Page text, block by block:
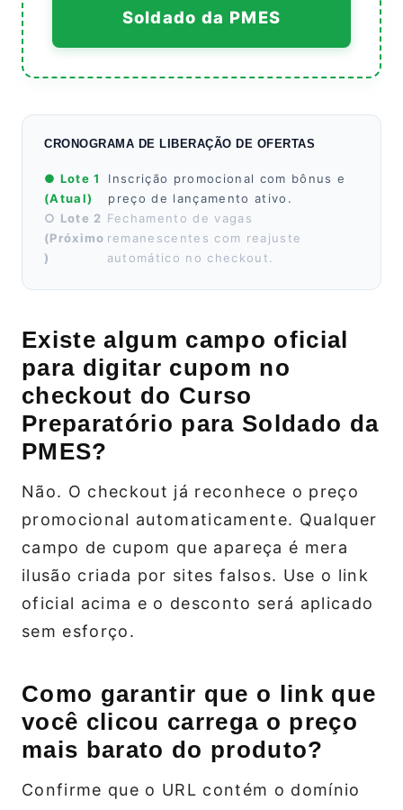
Soldado da PMES
CRONOGRAMA DE LIBERAÇÃO DE OFERTAS
● Lote 1
(Atual)
Inscrição promocional com bônus e
preço de lançamento ativo.
○ Lote 2
(Próximo
)
Fechamento de vagas
remanescentes com reajuste
automático no checkout.
Existe algum campo oficial
para digitar cupom no
checkout do Curso
Preparatório para Soldado da
PMES?
Não. O checkout já reconhece o preço
promocional automaticamente. Qualquer
campo de cupom que apareça é mera
ilusão criada por sites falsos. Use o link
oficial acima e o desconto será aplicado
sem esforço.
Como garantir que o link que
você clicou carrega o preço
mais barato do produto?
Confirme que o URL contém o domínio